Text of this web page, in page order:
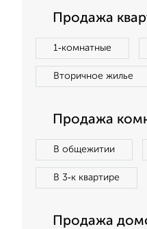
Продажа
1‑комнатные
Вторичное жилье
Продажа
В общежитии
В 3‑к квартире
Продажа